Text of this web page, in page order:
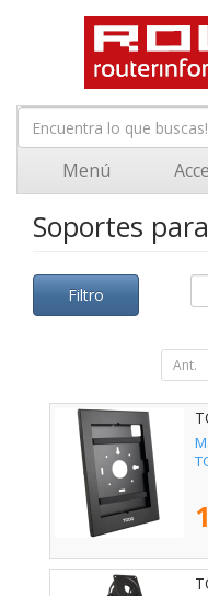
Menú
Soportes
Filtro
Ant.